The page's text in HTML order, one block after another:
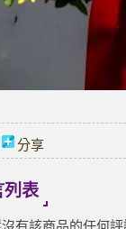
分享
列表